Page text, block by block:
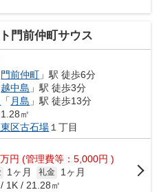
門前仲町サウス
門前仲町 」駅 徒歩6分
越中島 」駅 徒歩3分
「 月島 」駅 徒歩13分
㎡
区古石場 １丁目
万円 (管理費等：5,000円 )
1ヶ月 礼金
1ヶ月
1K / 21.28㎡